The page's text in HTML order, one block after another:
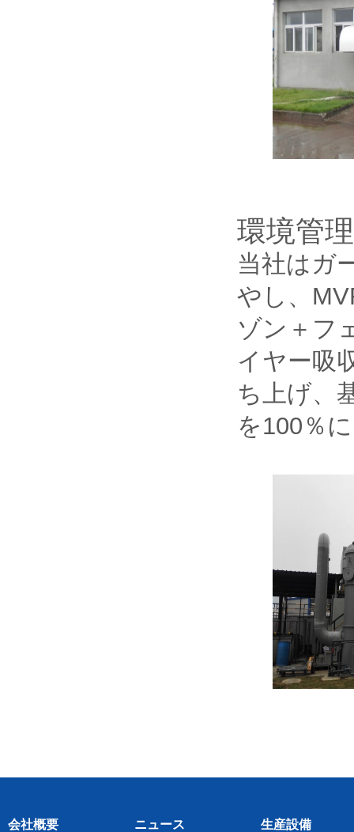
環境管理
当社はガ
やし、
ゾン＋フ
イヤー吸
ち上げ、
を100％
会社概要 ニュース 生産設備